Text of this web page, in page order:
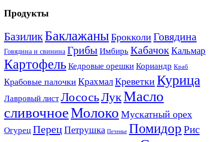
Продукты
БазиликБаклажаныБрокколиГовядина
Говядина и свинина Грибы Имбирь Кабачок Кальмар
Картофель Кедровые орешки Кориандр Краб
Крабовые палочки КрахмалКреветкиКурица
Лавровый лист ЛососьЛукМасло
сливочноеМолоко Мускатный орех
Огурец ПерецПетрушка Печенье Помидор Рис